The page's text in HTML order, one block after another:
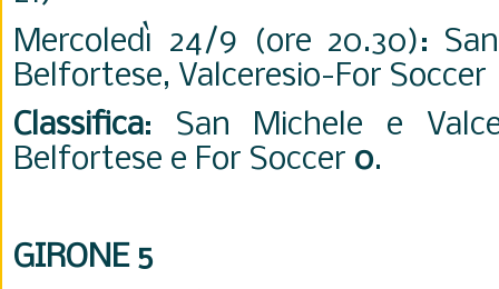
Mercoledì 24/9 (ore 20.30):
Belfortese, Valceresio-For Soccer
Classifica: San Michele e
Belfortese e For Soccer 0.
GIRONE 5